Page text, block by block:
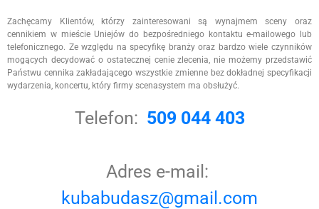
Zachęcamy Klientów, którzy zainteresowani są wynajmem sceny oraz
cennikiem w mieście Uniejów do bezpośredniego kontaktu e-mailowego lub
telefonicznego. Ze względu na specyfikę branży oraz bardzo wiele czynników
mogących decydować o ostatecznej cenie zlecenia, nie możemy przedstawić
Państwu cennika zakładającego wszystkie zmienne bez dokładnej specyfikacji
wydarzenia, koncertu, który firmy scenasystem ma obsłużyć.
Telefon: 509 044 403
Adres e-mail:
kubabudasz@gmail.com